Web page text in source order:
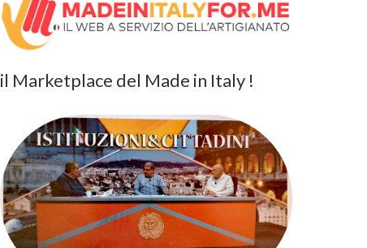
il Marketplace del Made in Italy !